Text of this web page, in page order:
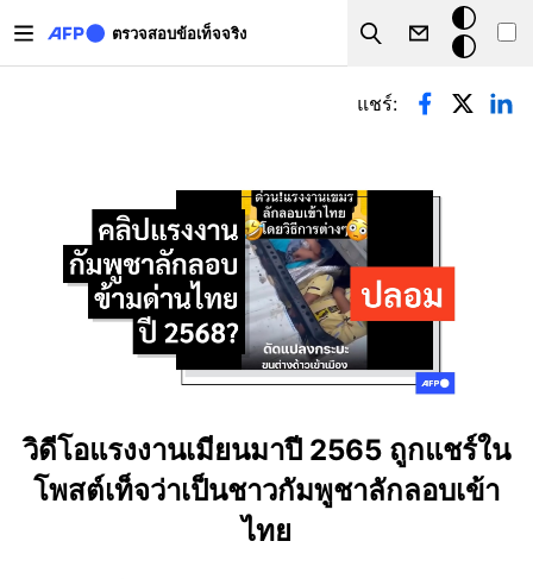
ตรวจสอบข้อเท็จจริง
Search
โหมด
มืด
Primary tabs
แชร์:
วิดีโอแรงงานเมียนมาปี 2565 ถูกแชร์ใน
โพสต์เท็จว่าเป็นชาวกัมพูชาลักลอบเข้า
ไทย